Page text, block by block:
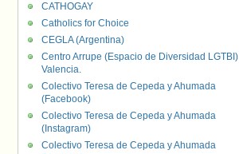
CATHOGAY
Catholics for Choice
CEGLA (Argentina)
Centro Arrupe (Espacio de Diversidad LGTBI)
Valencia.
Colectivo Teresa de Cepeda y Ahumada
(Facebook)
Colectivo Teresa de Cepeda y Ahumada
(Instagram)
Colectivo Teresa de Cepeda y Ahumada